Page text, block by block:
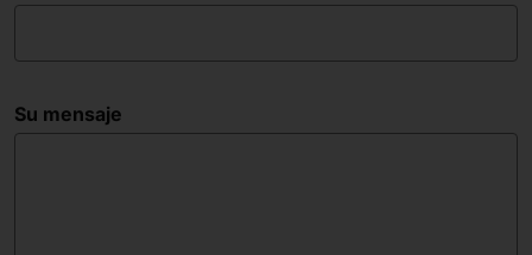
Su mensaje